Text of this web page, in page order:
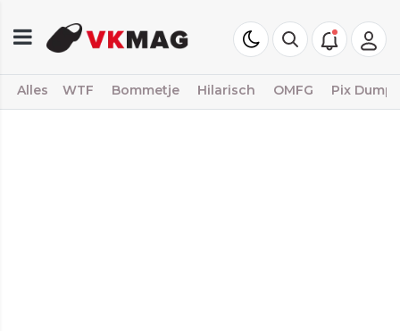
Alles WTF Bommetje Hilarisch OMFG Pix Dump